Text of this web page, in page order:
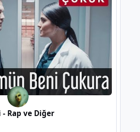
Rap ve Diğer